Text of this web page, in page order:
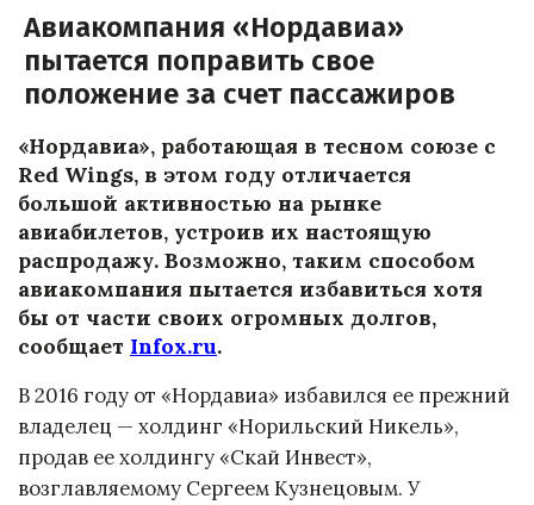
Авиакомпания «Нордавиа»
пытается поправить свое
положение за счет пассажиров
«Нордавиа», работающая в тесном союзе с
Red Wings, в этом году отличается
большой активностью на рынке
авиабилетов, устроив их настоящую
распродажу. Возможно, таким способом
авиакомпания пытается избавиться хотя
бы от части своих огромных долгов,
сообщает Infox.ru.
В 2016 году от «Нордавиа» избавился ее прежний
владелец — холдинг «Норильский Никель»,
продав ее холдингу «Скай Инвест»,
возглавляемому Сергеем Кузнецовым. У